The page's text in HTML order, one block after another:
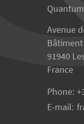
Avenue
Bâtiment
91940
France
Phone:
E-mail: